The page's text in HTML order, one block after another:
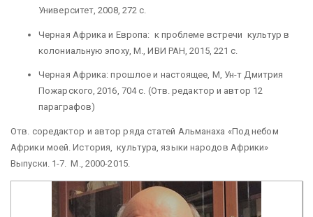
Университет, 2008, 272 с.
Черная Африка и Европа: к проблеме встречи культур в
колониальную эпоху, М., ИВИ РАН, 2015, 221 с.
Черная Африка: прошлое и настоящее, М, Ун-т Дмитрия
Пожарского, 2016, 704 с. (Отв. редактор и автор 12
параграфов)
Отв. соредактор и автор ряда статей Альманаха «Под небом
Африки моей.История, культура , языки народов Африки»
Выпуски. 1-7. М., 2000-2015.